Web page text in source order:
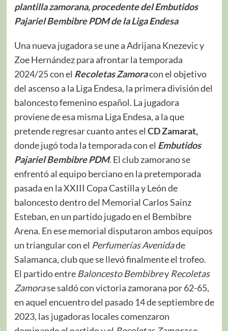
plantilla zamorana, procedente del Embutidos
Pajariel Bembibre PDM de la Liga Endesa
Una nueva jugadora se une a Adrijana Knezevic y
Zoe Hernández para afrontar la temporada
2024/25 con el Recoletas Zamoracon el objetivo
del ascenso a la Liga Endesa, la primera división del
baloncesto femenino español. La jugadora
proviene de esa misma Liga Endesa, a la que
pretende regresar cuanto antes el CD Zamarat,
donde jugó toda la temporada con el Embutidos
Pajariel Bembibre PDM. El club zamorano se
enfrentó al equipo berciano en la pretemporada
pasada en la XXIII Copa Castilla y León de
baloncesto dentro del Memorial Carlos Sainz
Esteban, en un partido jugado en el Bembibre
Arena. En ese memorial disputaron ambos equipos
un triangular con el Perfumerías Avenidade
Salamanca, club que se llevó finalmente el trofeo.
El partido entre Baloncesto BembibreyRecoletas
Zamorase saldó con victoria zamorana por 62-65,
en aquel encuentro del pasado 14 de septiembre de
2023, las jugadoras locales comenzaron